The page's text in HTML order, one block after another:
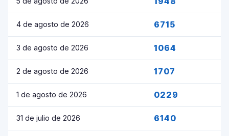
4 de agosto de 2026 6715
3 de agosto de 2026 1064
2 de agosto de 2026 1707
1 de agosto de 2026 0229
31 de julio de 2026 6140